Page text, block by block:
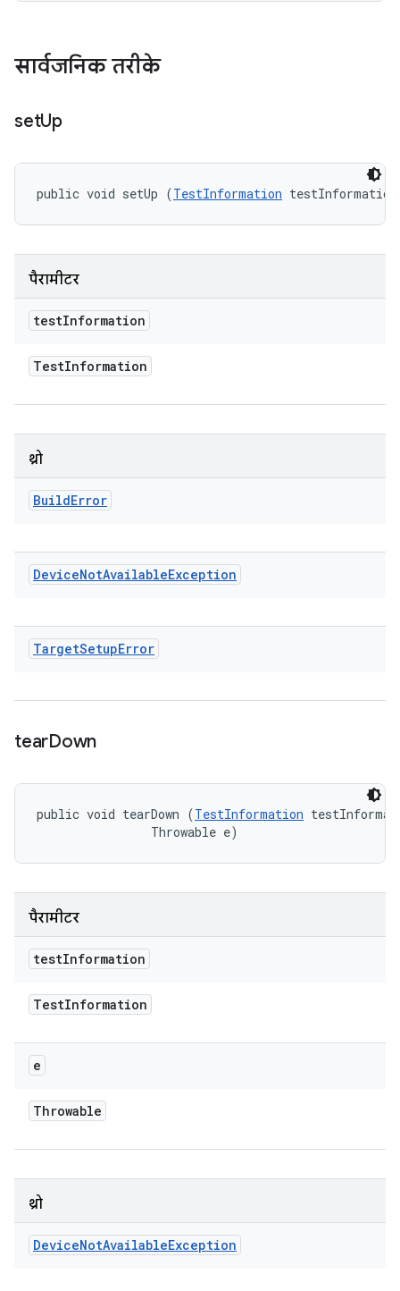
सार्वजनिक तरीके
setUp
public void setUp (TestInformation
पैरामीटर
testInformation
TestInformation
थ्रो
BuildError
DeviceNotAvailableException
TargetSetupError
tearDown
public void tearDown (TestInformation
                Throwable e)
पैरामीटर
testInformation
TestInformation
e
Throwable
थ्रो
DeviceNotAvailableException